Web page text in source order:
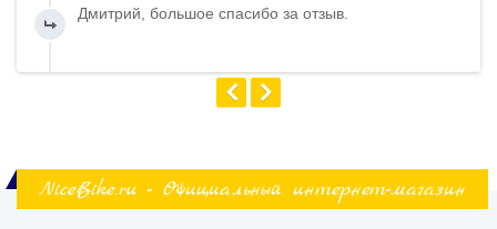
Дмитрий, большое спасибо за отзыв.
NiceBike.ru - Официальный интернет-магазин